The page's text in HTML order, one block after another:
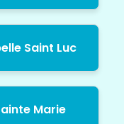
Saint Luc
Marie